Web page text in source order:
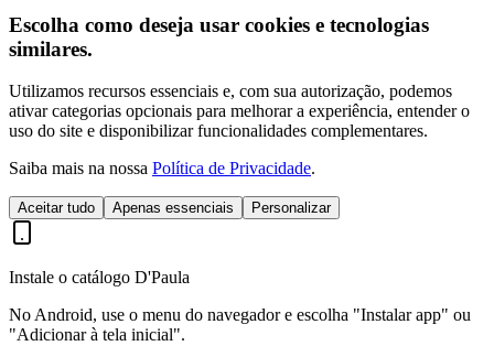
Escolha como deseja usar cookies e tecnologias
similares.
Utilizamos recursos essenciais e, com sua autorização, podemos
ativar categorias opcionais para melhorar a experiência, entender o
uso do site e disponibilizar funcionalidades complementares.
Saiba mais na nossa Política de Privacidade.
Aceitar tudo Apenas essenciais Personalizar
Instale o catálogo D'Paula
No Android, use o menu do navegador e escolha "Instalar app" ou
"Adicionar à tela inicial".